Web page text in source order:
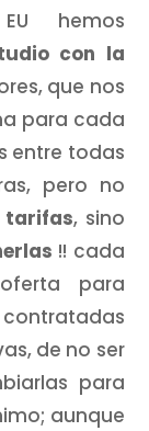
hemos
con la
que nos
para cada
entre todas
pero no
tarifas, sino
!! cada
para
de no ser
para
aunque